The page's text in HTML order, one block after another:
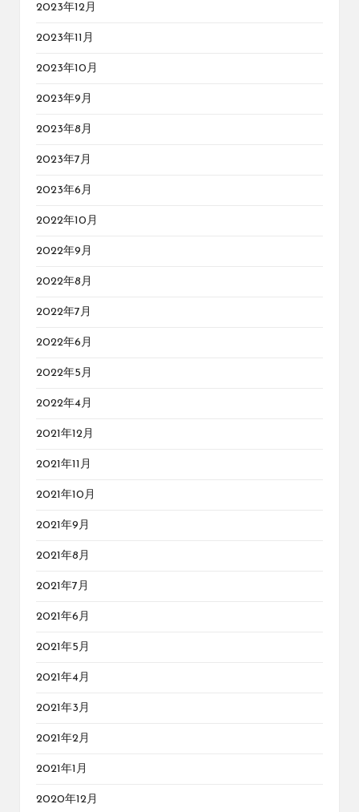
2023年12月
2023年11月
2023年10月
2023年9月
2023年8月
2023年7月
2023年6月
2022年10月
2022年9月
2022年8月
2022年7月
2022年6月
2022年5月
2022年4月
2021年12月
2021年11月
2021年10月
2021年9月
2021年8月
2021年7月
2021年6月
2021年5月
2021年4月
2021年3月
2021年2月
2021年1月
2020年12月